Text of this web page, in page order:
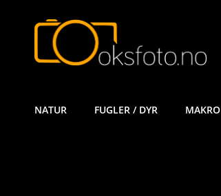
NATUR FUGLER / DYR MAKRO